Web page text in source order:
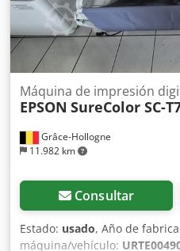
Grâce-Hollogne
11.982 km
Máquina de impresión
EPSON SureColor SC-
Consultar
Estado: usado, Año de
máquina/vehículo: